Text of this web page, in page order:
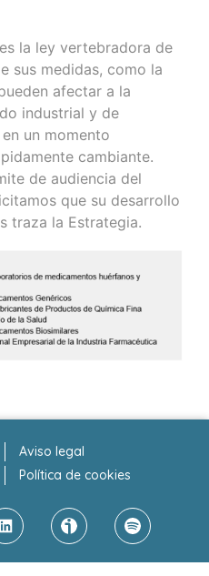
la ley vertebradora de
sus medidas, como la
afectar a la
industrial y de
un momento
cambiante.
de audiencia del
que su desarrollo
traza la Estrategia.
Aviso legal
Política de cookies